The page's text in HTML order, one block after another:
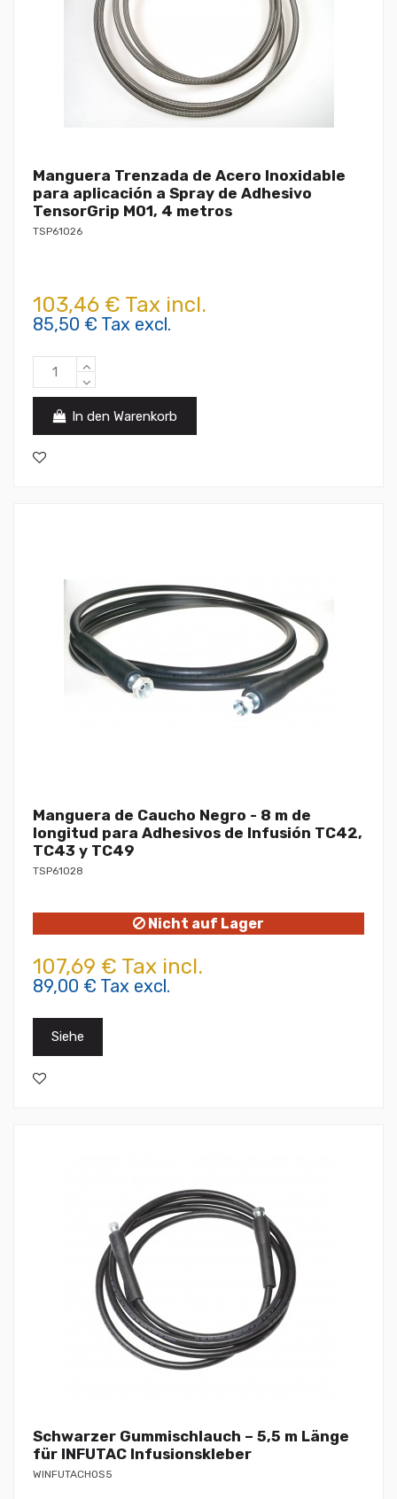
Manguera Trenzada de Acero Inoxidable
para aplicación a Spray de Adhesivo
TensorGrip M01, 4 metros
TSP61026
103,46 € Tax incl.
85,50 € Tax excl.
In den Warenkorb
Manguera de Caucho Negro - 8 m de
longitud para Adhesivos de Infusión TC42,
TC43 y TC49
TSP61028
Nicht auf Lager
107,69 € Tax incl.
89,00 € Tax excl.
Siehe
Schwarzer Gummischlauch – 5,5 m Länge
für INFUTAC Infusionskleber
WINFUTACHOS5